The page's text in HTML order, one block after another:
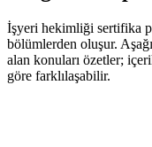
İşyeri hekimliği sertifika
bölümlerden oluşur.
alan konuları özetler;
göre farklılaşabilir.